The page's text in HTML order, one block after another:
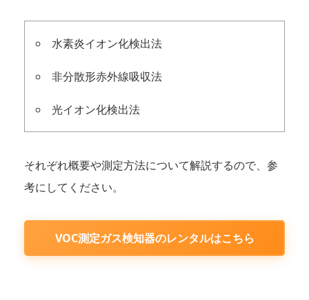
水素炎イオン化検出法
非分散形赤外線吸収法
光イオン化検出法
それぞれ概要や測定方法について解説するので、参
考にしてください。
VOC測定ガス検知器のレンタルはこちら